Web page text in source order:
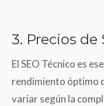
3. Precios de
El SEO Técnico es
rendimiento óptimo
variar según la